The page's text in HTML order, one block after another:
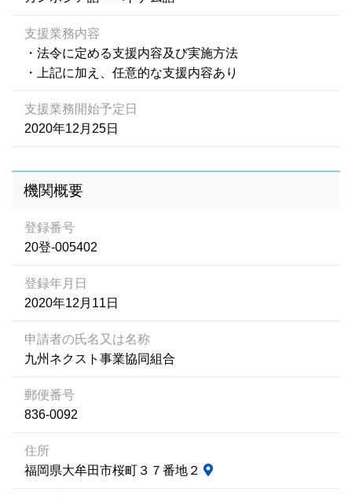
支援業務内容
・法令に定める支援内容及び実施方法
・上記に加え、任意的な支援内容あり
支援業務開始予定日
2020年12月25日
機関概要
登録番号
20登-005402
登録年月日
2020年12月11日
申請者の氏名又は名称
九州ネクスト事業協同組合
郵便番号
836-0092
住所
福岡県大牟田市桜町３７番地２